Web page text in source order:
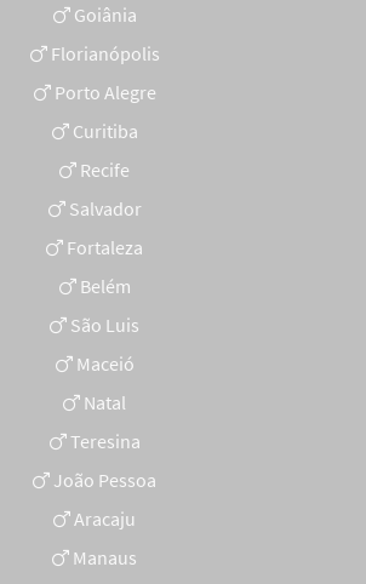
Goiânia
Florianópolis
Porto Alegre
Curitiba
Recife
Salvador
Fortaleza
Belém
São Luis
Maceió
Natal
Teresina
João Pessoa
Aracaju
Manaus